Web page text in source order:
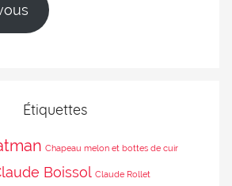
Étiquettes
Chapeau melon et bottes de cuir
Boissol Claude Rollet